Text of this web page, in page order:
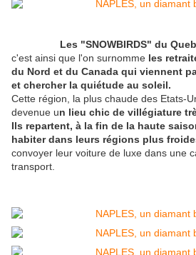
Les "SNOWBIRDS" du
c'est ainsi que l'on surnomme les
du Nord et du Canada qui viennent
et chercher la quiétude au soleil.
Cette région, la plus chaude des Etats-
devenue un lieu chic de villégiature
Ils repartent, à la fin de la haute
habiter dans leurs régions plus
convoyer leur voiture de luxe dans une
transport.